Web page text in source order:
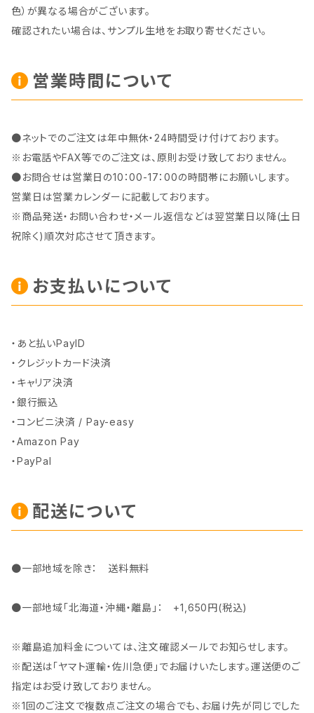
色）が異なる場合がございます。
確認されたい場合は、サンプル生地をお取り寄せください。
営業時間について
●ネットでのご注文は年中無休・24時間受け付けております。
※お電話やFAX等でのご注文は、原則お受け致しておりません。
●お問合せは営業日の10：00-17：00の時間帯にお願いします。
営業日は営業カレンダーに記載しております。
※商品発送・お問い合わせ・メール返信などは翌営業日以降(土日
祝除く)順次対応させて頂きます。
お支払いについて
・あと払いPayID
・クレジットカード決済
・キャリア決済
・銀行振込
・コンビニ決済 / Pay-easy
・Amazon Pay
・PayPal
配送について
●一部地域を除き： 送料無料
●一部地域「北海道・沖縄・離島」： +1,650円(税込)
※離島追加料金については、注文確認メールでお知らせします。
※配送は「ヤマト運輸・佐川急便」でお届けいたします。運送便のご
指定はお受け致しておりません。
※1回のご注文で複数点ご注文の場合でも、お届け先が同じでした